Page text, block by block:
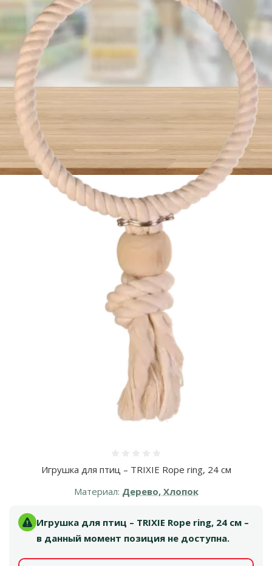
Игрушка для птиц – TRIXIE Rope ring, 24 см
Материал: Дерево, Хлопок
Игрушка для птиц – TRIXIE Rope ring, 24 см –
в данный момент позиция не доступна.